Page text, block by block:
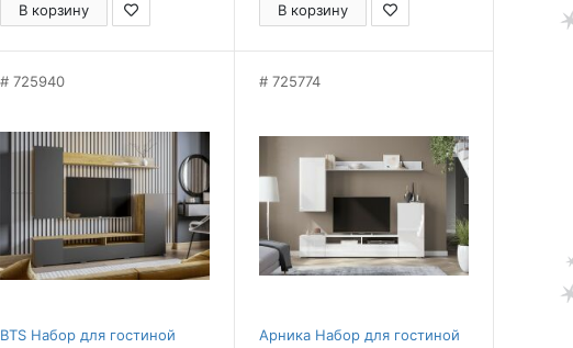
В корзину В корзину
725940
BTS Набор для гостиной
725774
Арника Набор для гостиной